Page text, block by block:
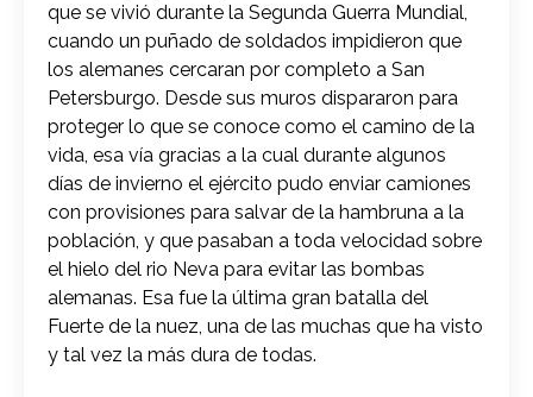
que se vivió durante la Segunda Guerra Mundial,
cuando un puñado de soldados impidieron que
los alemanes cercaran por completo a San
Petersburgo. Desde sus muros dispararon para
proteger lo que se conoce como el camino de la
vida, esa vía gracias a la cual durante algunos
días de invierno el ejército pudo enviar camiones
con provisiones para salvar de la hambruna a la
población, y que pasaban a toda velocidad sobre
el hielo del rio Neva para evitar las bombas
alemanas. Esa fue la última gran batalla del
Fuerte de la nuez, una de las muchas que ha visto
y tal vez la más dura de todas.